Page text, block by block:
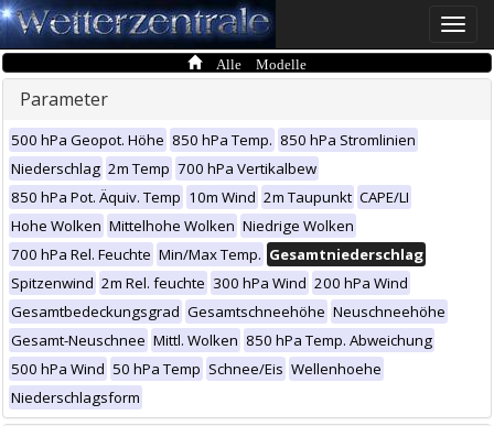
Toggle
Alle Modelle
Parameter
500 hPa Geopot. Höhe 850 hPa Temp. 850 hPa Stromlinien
Niederschlag 2m Temp 700 hPa Vertikalbew
850 hPa Pot. Äquiv. Temp 10m Wind 2m Taupunkt CAPE/LI
Hohe Wolken Mittelhohe Wolken Niedrige Wolken
700 hPa Rel. Feuchte Min/Max Temp. Gesamtniederschlag
Spitzenwind 2m Rel. feuchte 300 hPa Wind 200 hPa Wind
Gesamtbedeckungsgrad Gesamtschneehöhe Neuschneehöhe
Gesamt-Neuschnee Mittl. Wolken 850 hPa Temp. Abweichung
500 hPa Wind 50 hPa Temp Schnee/Eis Wellenhoehe
Niederschlagsform